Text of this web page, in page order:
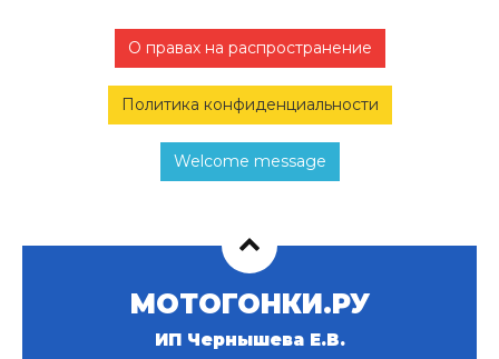
О правах на распространение
Политика конфиденциальности
Welcome message
МОТОГОНКИ.РУ
ИП Чернышева Е.В.